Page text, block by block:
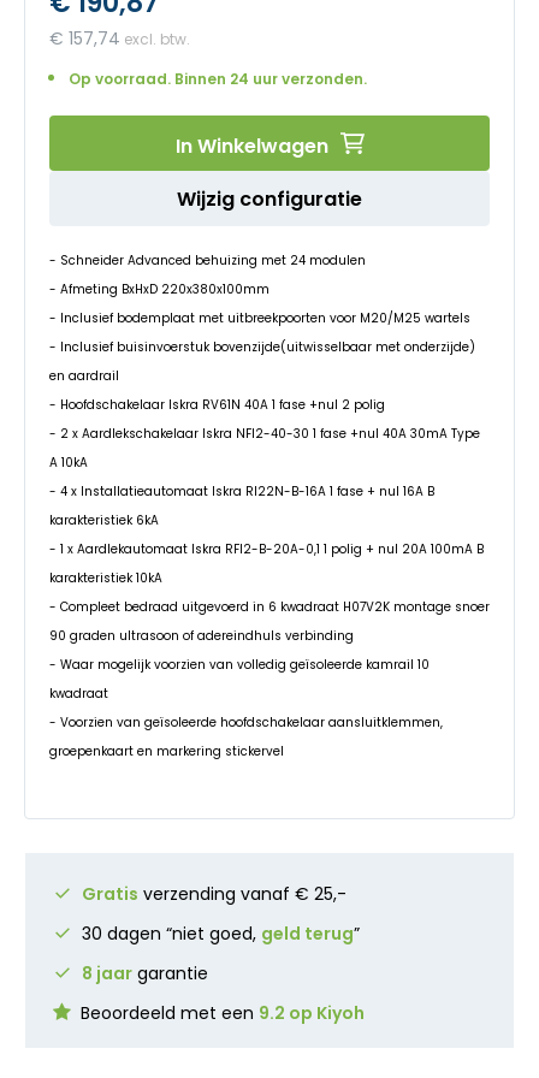
€ 157,74
Op voorraad. Binnen 24 uur verzonden.
Wijzig configuratie
In Winkelwagen
- Schneider Advanced behuizing met 24 modulen
- Afmeting BxHxD 220x380x100mm
- Inclusief bodemplaat met uitbreekpoorten voor M20/M25 wartels
- Inclusief buisinvoerstuk bovenzijde(uitwisselbaar met onderzijde)
en aardrail
- Hoofdschakelaar Iskra RV61N 40A 1 fase +nul 2 polig
- 2 x Aardlekschakelaar Iskra NFI2-40-30 1 fase +nul 40A 30mA Type
A 10kA
- 4 x Installatieautomaat Iskra RI22N-B-16A 1 fase + nul 16A B
karakteristiek 6kA
- 1 x Aardlekautomaat Iskra RFI2-B-20A-0,1 1 polig + nul 20A 100mA B
karakteristiek 10kA
- Compleet bedraad uitgevoerd in 6 kwadraat H07V2K montage snoer
90 graden ultrasoon of adereindhuls verbinding
- Waar mogelijk voorzien van volledig geïsoleerde kamrail 10
kwadraat
- Voorzien van geïsoleerde hoofdschakelaar aansluitklemmen,
groepenkaart en markering stickervel
Gratis verzending vanaf € 25,-
30 dagen “niet goed, geld terug”
8 jaar garantie
Beoordeeld met een 9.2 op Kiyoh
afbeeldingen-